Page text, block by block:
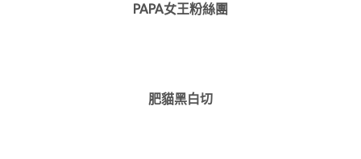
PAPA女王粉絲團
肥貓黑白切